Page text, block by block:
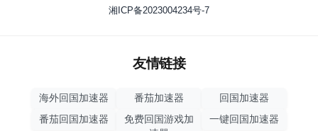
湘ICP备2023004234号-7
友情链接
海外回国加速器 番茄加速器
回国加速器
番茄回国加速器
免费回国游戏加
一键回国加速器